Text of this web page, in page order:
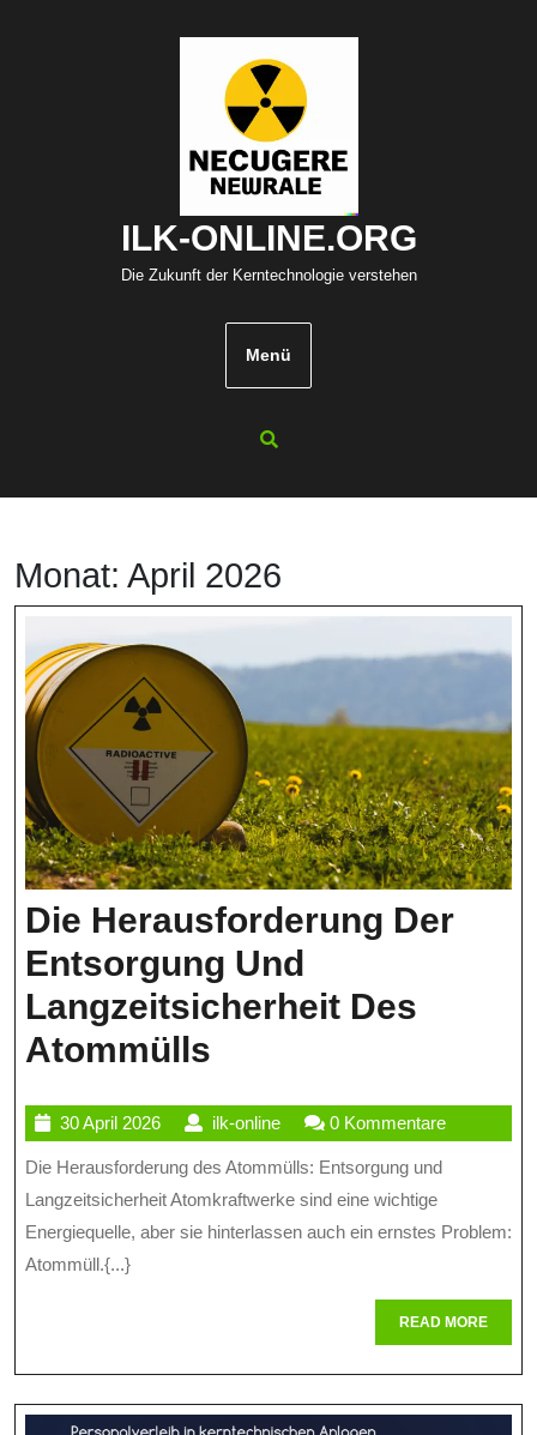
ILK-ONLINE.ORG
Die Zukunft der Kerntechnologie verstehen
Menü
Monat: April 2026
Die Herausforderung Der
Entsorgung Und
Langzeitsicherheit Des
Atommülls
Der
Entsorgung
Und
Atommülls
30 April 202630
April
2026
ilk-onlineilk-
online
0 Kommentare
Die Herausforderung des Atommülls: Entsorgung und
Langzeitsicherheit Atomkraftwerke sind eine wichtige
Energiequelle, aber sie hinterlassen auch ein ernstes Problem:
Atommüll.{...}
READ MOREREAD
MORE